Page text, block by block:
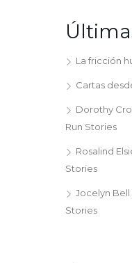
La fricción
Cartas
Dorothy
Run Stories
Rosalind
Stories
Jocelyn Bell
Stories